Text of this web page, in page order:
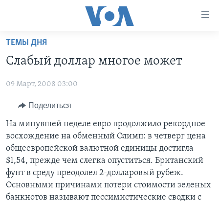
Перейти
основной
Перейти
навигации
Перейти
поиск
ГЛАВНОЕ
ПРОГРАММЫ
АМЕРИКА
НОВОСТИ ЗА МИНУТУ
ИТОГИ
ПОЧЕМУ ЭТО ВАЖНО?
ДИСКУССИЯ VOA
ДЕТАЛИ
ПРОЕКТЫ
УЧИМ АНГЛИЙСКИЙ
НАША АМЕРИКАНСКАЯ ИСТОРИЯ
А КАК В АМЕРИКЕ?
АРТЕФАКТЫ
АМЕРИКАНСКИЕ ГОРОДКИ
ЭКСПЕРТИЗА
ИНТЕРВЬЮ
ФАКТЫ ПРОТИВ ФЕЙКОВ
ЗА СВОБОДУ ПРЕССЫ
УЧИМ АНГЛИЙСКИЙ
ВИДЕО
ТЕМЫ ДНЯ
Слабый доллар многое может
09 Март, 2008 03:00
Поделиться
На минувшей неделе евро продолжило рекордное
восхождение на обменный Олимп: в четверг цена
общеевропейской валютной единицы достигла
$1,54, прежде чем слегка опуститься. Британский
фунт в среду преодолел 2-долларовый рубеж.
Основными причинами потери стоимости зеленых
банкнотов называют пессимистические сводки с